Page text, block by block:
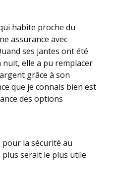
habite proche du
assurance avec
ses jantes ont été
elle a pu remplacer
grâce à son
que je connais bien est
des options
pour la sécurité au
plus serait le plus utile